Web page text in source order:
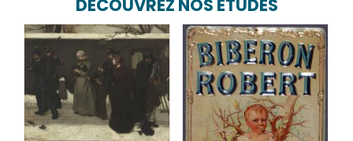
DÉCOUVREZ NOS ÉTUDES